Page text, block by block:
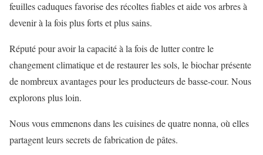
feuilles caduques favorise des récoltes fiables et aide vos arbres à
devenir à la fois plus forts et plus sains.
Réputé pour avoir la capacité à la fois de lutter contre le
changement climatique et de restaurer les sols, le biochar présente
de nombreux avantages pour les producteurs de basse-cour. Nous
explorons plus loin.
Nous vous emmenons dans les cuisines de quatre nonna, où elles
partagent leurs secrets de fabrication de pâtes.